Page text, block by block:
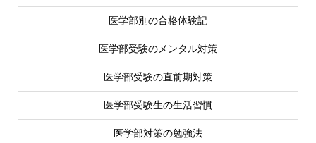
医学部別の合格体験記
医学部受験のメンタル対策
医学部受験の直前期対策
医学部受験生の生活習慣
医学部対策の勉強法